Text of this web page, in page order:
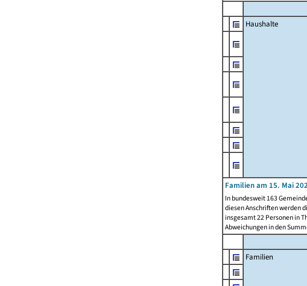
Haushalte
Familien am 15. Mai
In bundesweit 163
diesen Anschriften werden
insgesamt 22 Personen in
Abweichungen in den
Familien